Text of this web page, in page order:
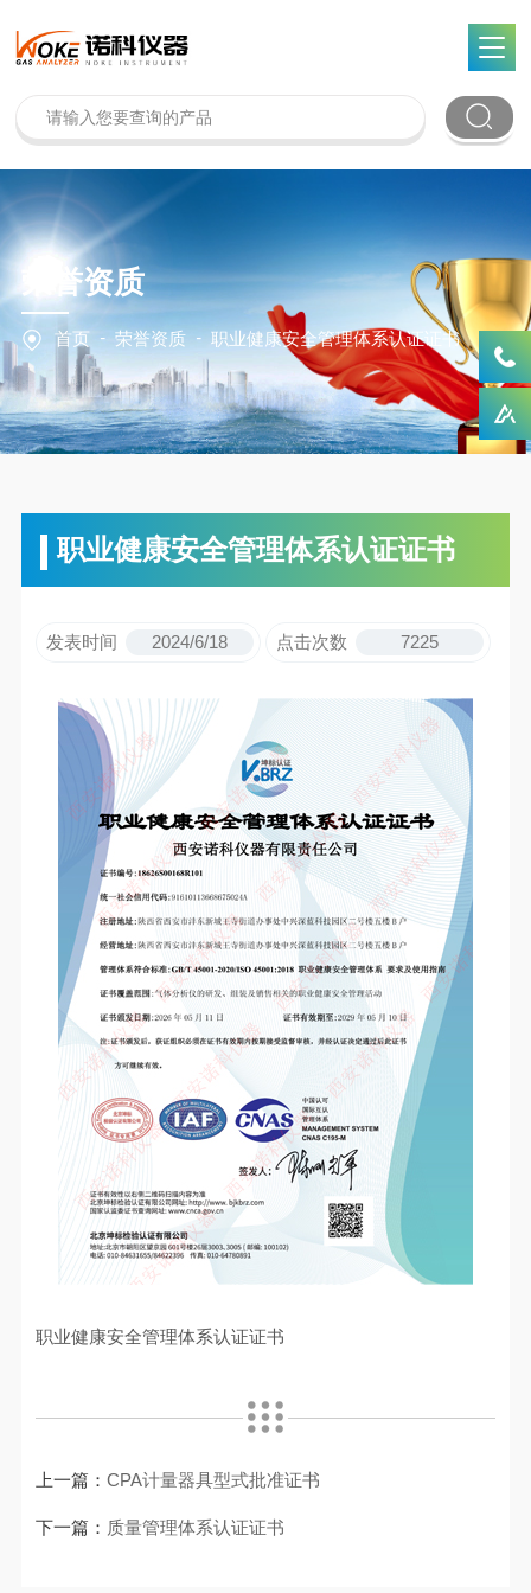
荣誉资质
首页 - 荣誉资质 - 职业健康安全管理体系认证证书
职业健康安全管理体系认证证书
发表时间 2024/6/18 点击次数 7225
职业健康安全管理体系认证证书
上一篇：CPA计量器具型式批准证书
下一篇： 质量管理体系认证证书